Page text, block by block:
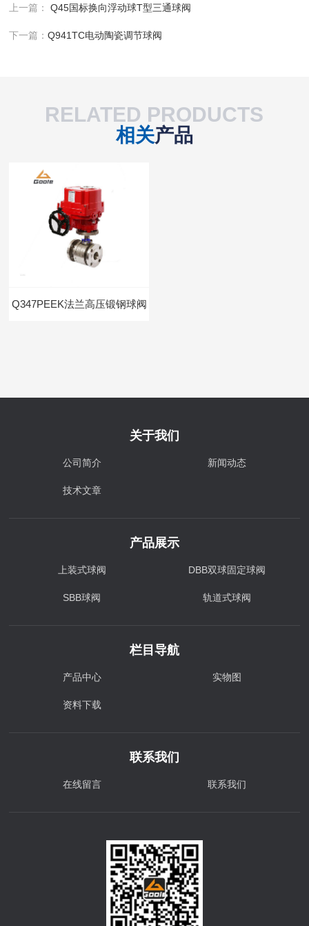
上一篇： Q45国标换向浮动球T型三通球阀
下一篇：Q941TC电动陶瓷调节球阀
RELATED PRODUCTS
相关产品
Q347PEEK法兰高压锻钢球阀
关于我们
公司简介 新闻动态
技术文章
产品展示
上装式球阀 DBB双球固定球阀
SBB球阀 轨道式球阀
栏目导航
产品中心 实物图
资料下载
联系我们
在线留言 联系我们